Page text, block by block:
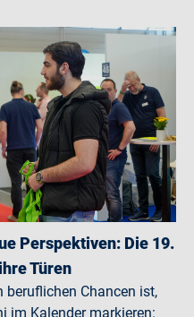
Perspektiven: Die 19.
Türen
beruflichen Chancen ist,
im Kalender markieren: